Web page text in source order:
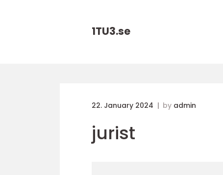
1TU3.se
22. January 2024 by admin
jurist